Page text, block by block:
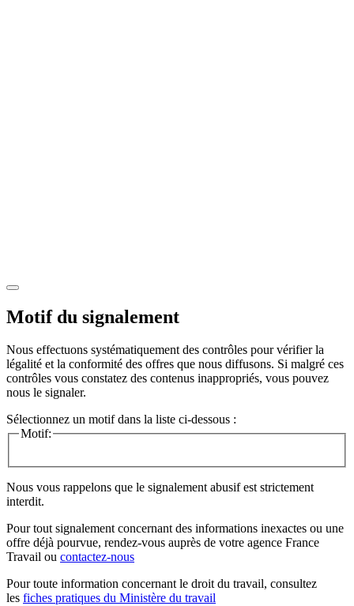
Motif du signalement
Nous effectuons systématiquement des contrôles pour vérifier la
légalité et la conformité des offres que nous diffusons. Si malgré ces
contrôles vous constatez des contenus inappropriés, vous pouvez
nous le signaler.
Sélectionnez un motif dans la liste ci-dessous :
Motif:
Nous vous rappelons que le signalement abusif est strictement
interdit.
Pour tout signalement concernant des informations inexactes ou une
offre déjà pourvue, rendez-vous auprès de votre agence France
Travail ou contactez-nous
Pour toute information concernant le droit du travail, consultez
les fiches pratiques du Ministère du travail